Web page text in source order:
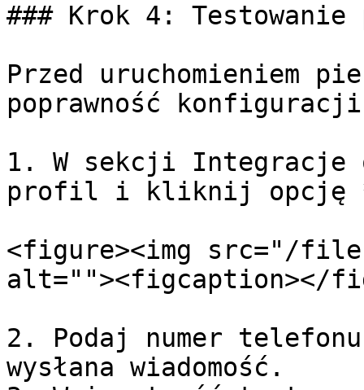
### Krok 4: Testowanie
Przed uruchomieniem
poprawność
1. W sekcji Integracje
profil i kliknij opcję
<figure><img src="/files/
alt=""><figcaption></
2. Podaj numer
wysłana wiadomość.